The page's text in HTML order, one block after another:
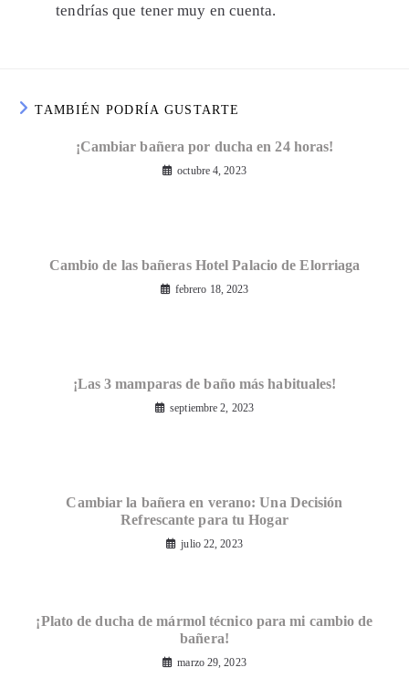
tendrías que tener muy en cuenta.
TAMBIÉN PODRÍA GUSTARTE
¡Cambiar bañera por ducha en 24 horas!
octubre 4, 2023
Cambio de las bañeras Hotel Palacio de Elorriaga
febrero 18, 2023
¡Las 3 mamparas de baño más habituales!
septiembre 2, 2023
Cambiar la bañera en verano: Una Decisión
Refrescante para tu Hogar
julio 22, 2023
¡Plato de ducha de mármol técnico para mi cambio de
bañera!
marzo 29, 2023